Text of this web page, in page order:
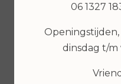
06 1327
Openingstijden,
dinsdag t/m